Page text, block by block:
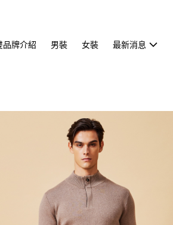
品牌介紹 男裝 女裝 最新消息